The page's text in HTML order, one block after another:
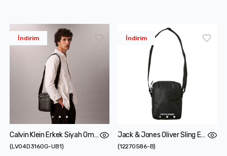
İndirim
Calvin Klein Erkek Siyah Omuz Çantası
(LV04D3160G-UB1)
İndirim
Jack & Jones Oliver Sling Erkek Siyah Omuz Çantası
(12270586-B)